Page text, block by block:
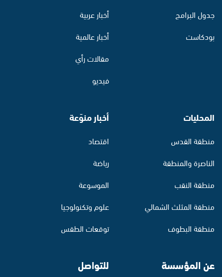
جدول البرامج
بودكاست
أخبار عربية
أخبار عالمية
مقالات رأي
فيديو
المحليات
منطقة القدس
الناصرة والمنطقة
منطقة النقب
منطقة المثلث الشمالي
منطقة البطوف
أخبار منوّعة
اقتصاد
رياضة
الموسوعة
علوم وتكنولوجيا
توقعات الطقس
عن المؤسسة للتواصل